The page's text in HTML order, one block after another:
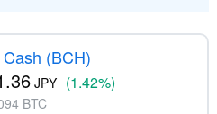
(BCH)
JPY (1.42%)
BTC